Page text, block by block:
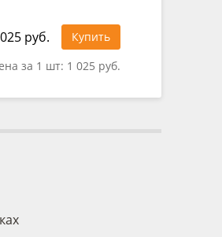
руб.
Купить
за 1 шт: 1 025 руб.